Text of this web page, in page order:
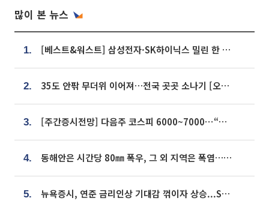
많이 본 뉴스
1. [베스트&워스트] 삼성전자·SK하이닉스 밀린 한 주…상상인증권은 85% 급등
2. 35도 안팎 무더위 이어져…전국 곳곳 소나기 [오늘 날씨]
3. [주간증시전망] 다음주 코스피 6000~7000⋯“外人 수급은 정책이 변수”
4. 동해안은 시간당 80㎜ 폭우, 그 외 지역은 폭염…‘극과 극 날씨’
5. 뉴욕증시, 연준 금리인상 기대감 꺾이자 상승...S&P500 사상 최고치 [종합]